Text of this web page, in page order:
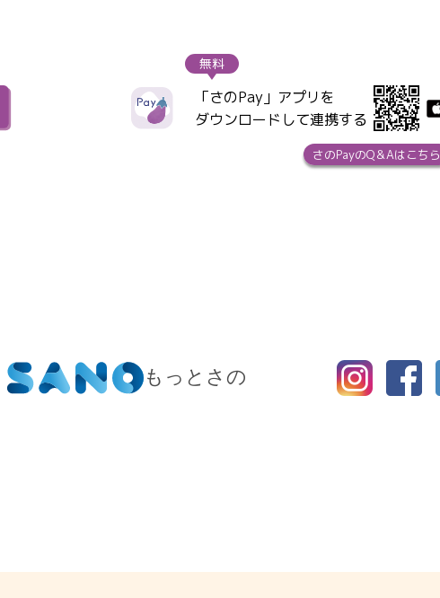
「さのPay」アプリを
ダウンロードして連携する
無料
さのPayのQ＆Aはこちら
もっとさの